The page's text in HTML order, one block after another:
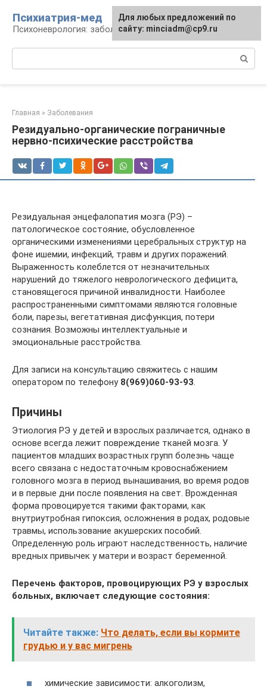
контенту
Психиатрия-мед
Психоневрология: заболевания и терапия
Главная » Заболевания
Резидуально-органические пограничные
нервно-психические расстройства
Резидуальная энцефалопатия мозга (РЭ) –
патологическое состояние, обусловленное
органическими изменениями церебральных структур на
фоне ишемии, инфекций, травм и других поражений.
Выраженность колеблется от незначительных
нарушений до тяжелого неврологического дефицита,
становящегося причиной инвалидности. Наиболее
распространенными симптомами являются головные
боли, парезы, вегетативная дисфункция, потери
сознания. Возможны интеллектуальные и
эмоциональные расстройства.
Для записи на консультацию свяжитесь с нашим
оператором по телефону 8(969)060-93-93.
Причины
Этиология РЭ у детей и взрослых различается, однако в
основе всегда лежит повреждение тканей мозга. У
пациентов младших возрастных групп болезнь чаще
всего связана с недостаточным кровоснабжением
головного мозга в период вынашивания, во время родов
и в первые дни после появления на свет. Врожденная
форма провоцируется такими факторами, как
внутриутробная гипоксия, осложнения в родах, родовые
травмы, использование акушерских пособий.
Определенную роль играют наследственность, наличие
вредных привычек у матери и возраст беременной.
Перечень факторов, провоцирующих РЭ у взрослых
больных, включает следующие состояния:
Читайте также: Что делать, если вы кормите
грудью и у вас мигрень
химические зависимости: алкоголизм,
Для любых предложений по
сайту: minciadm@cp9.ru